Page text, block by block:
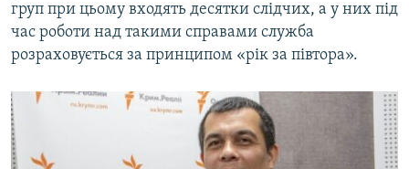
груп при цьому входять десятки слідчих, а у них під
час роботи над такими справами служба
розраховується за принципом «рік за півтора».